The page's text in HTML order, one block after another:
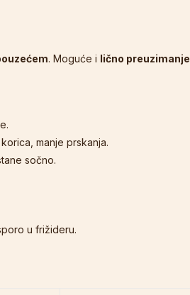
. Moguće i lično preuzimanje
manje prskanja.
sočno.
u frižideru.